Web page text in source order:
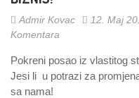
Admir Kovac 12. Maj
Komentara
Pokreni posao iz vlastitog
Jesi li u potrazi za
sa nama!